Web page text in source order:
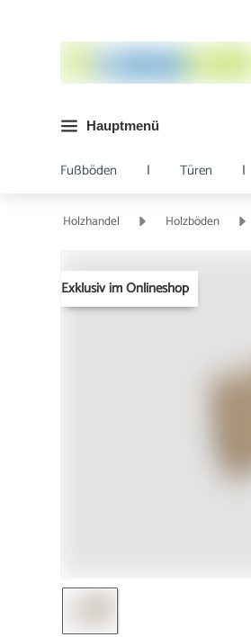
Hauptmenü
Fußböden | Türen |
Holzhandel Holzböden
Exklusiv im Onlineshop